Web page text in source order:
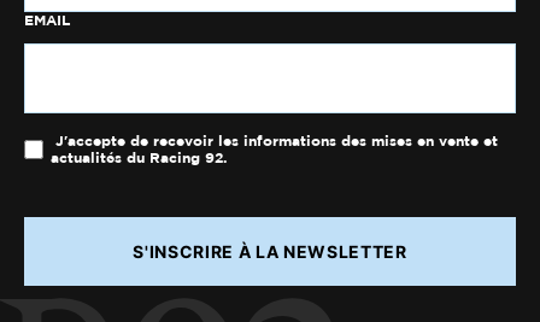
EMAIL
J'accepte de recevoir les informations des mises en vente et
actualités du Racing 92.
S'INSCRIRE À LA NEWSLETTER